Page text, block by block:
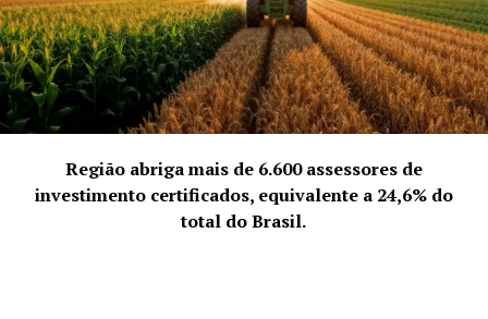
ultrapassa os limites da cidade, alcançando esferas
estaduais.”
4. A força coletiva que representam
“Representamos a quebra da solidão empreendedora.
mas, coletivamente, torna-se uma jornada
enriquecedora. Discutimos abertamente os desafios da
‘mulher multitarefa’ e transformamos essas dores em
Região abriga mais de 6.600 assessores de
investimento certificados, equivalente a 24,6% do
total do Brasil.